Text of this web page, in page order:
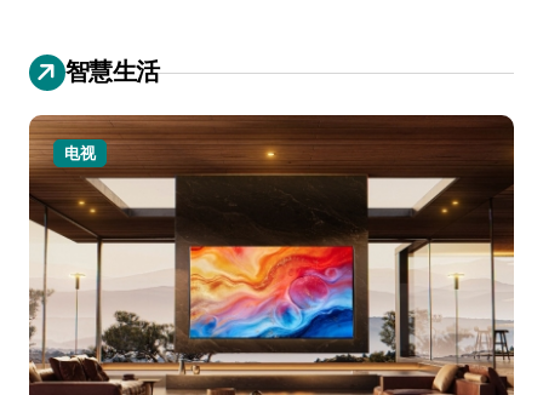
智慧生活